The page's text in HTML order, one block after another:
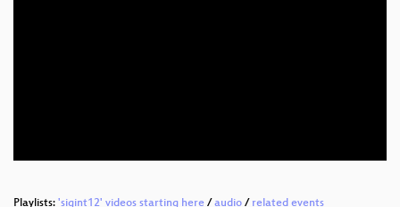
Playlists: 'sigint12' videos starting here / audio / related events